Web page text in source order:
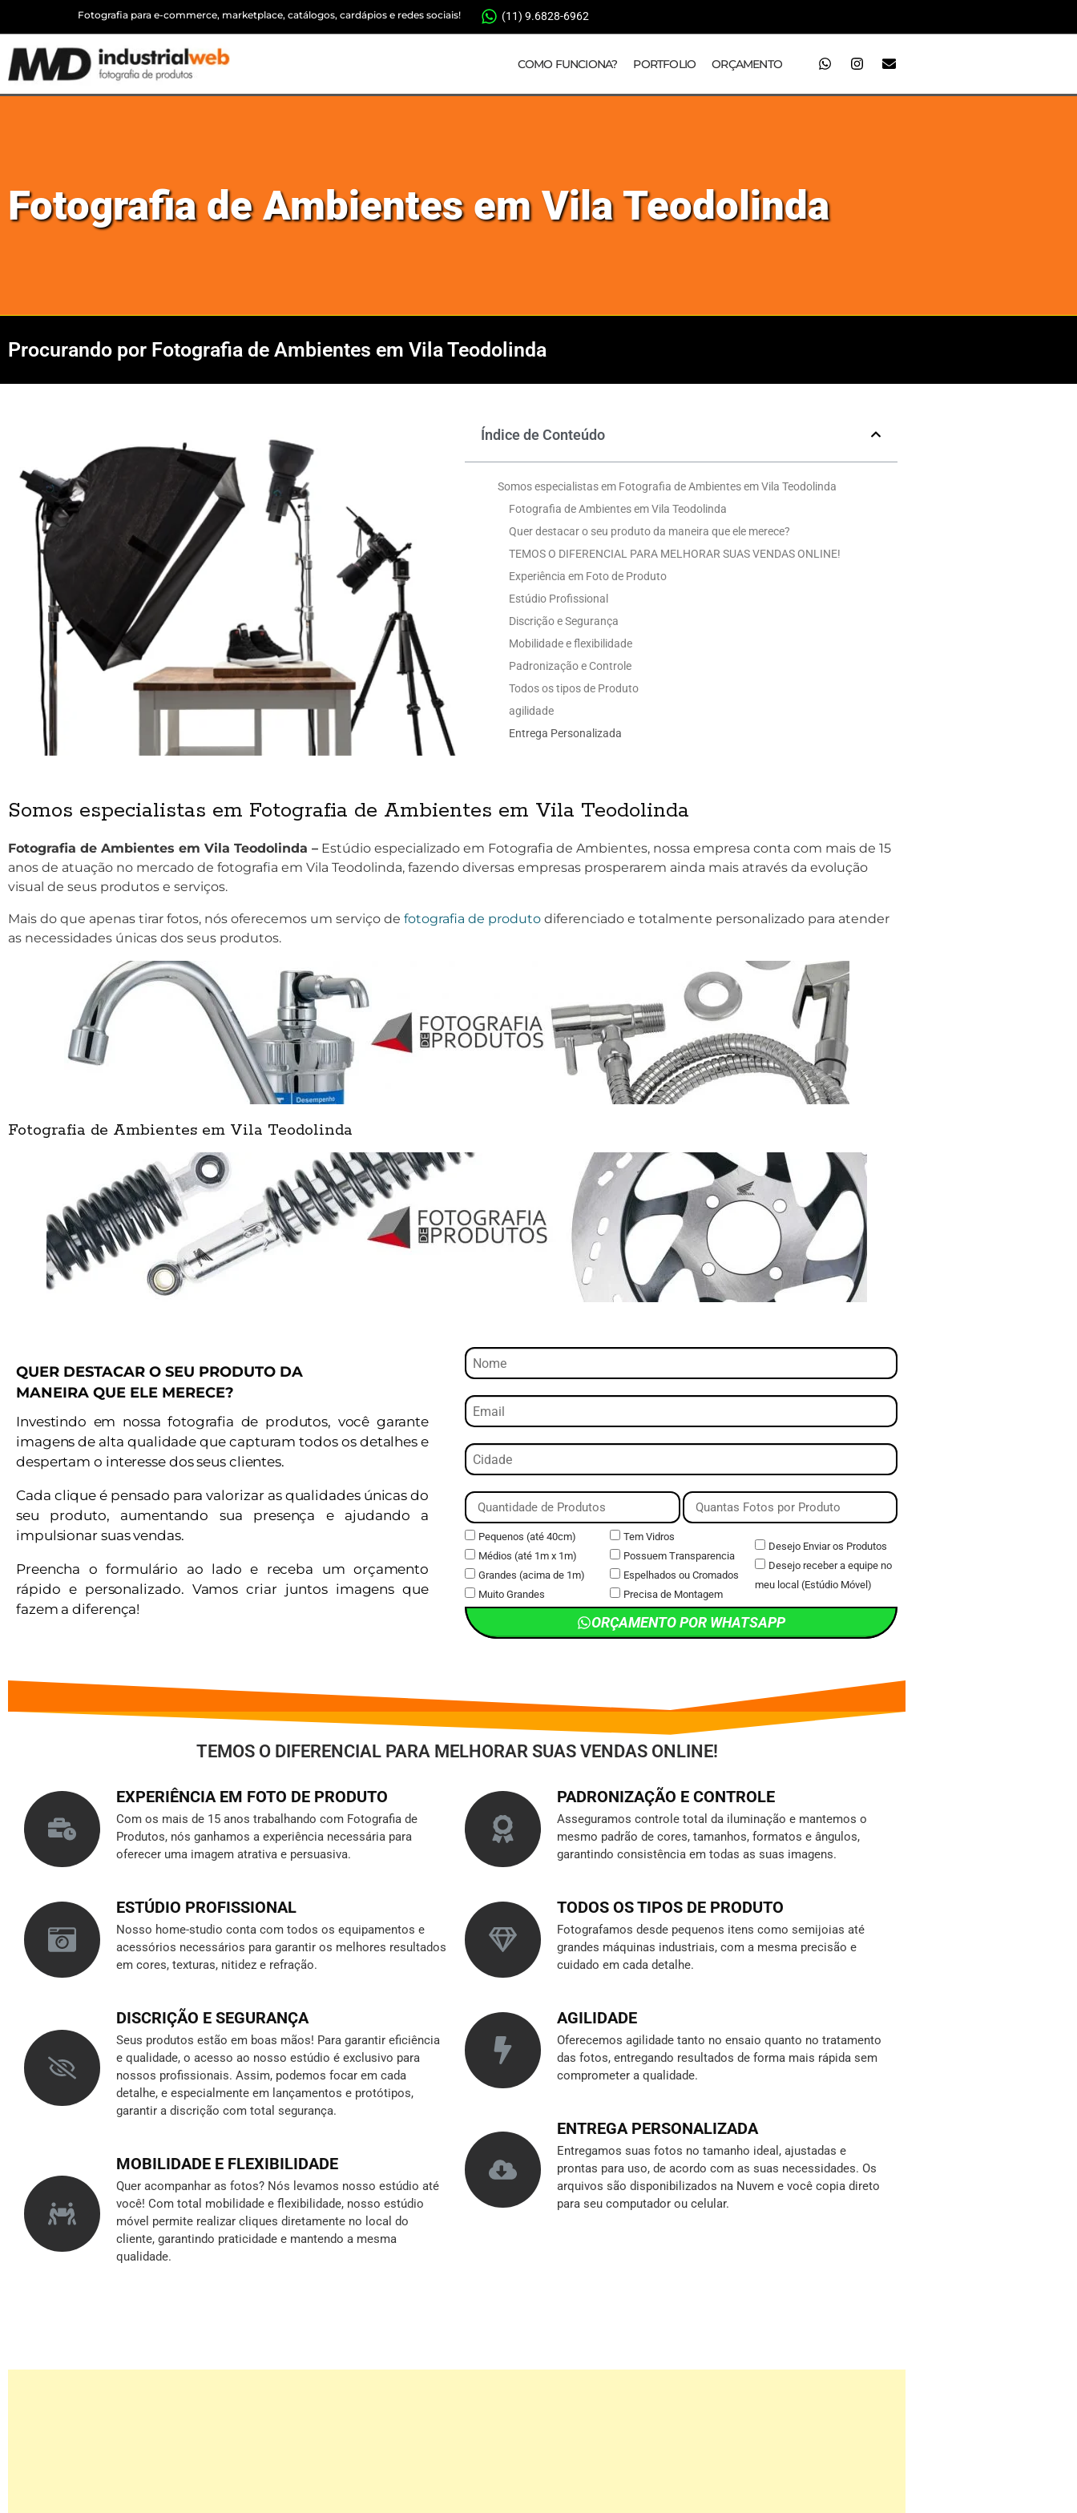
Fotografia para e-commerce, marketplace, catálogos, cardápios e redes sociais! (11) 9.6828-6962
COMO FUNCIONA? PORTFOLIO ORÇAMENTO
Fotografia de Ambientes em Vila Teodolinda
Procurando por Fotografia de Ambientes em Vila Teodolinda
Índice de Conteúdo
Somos especialistas em Fotografia de Ambientes em Vila Teodolinda
Fotografia de Ambientes em Vila Teodolinda
Quer destacar o seu produto da maneira que ele merece?
TEMOS O DIFERENCIAL PARA MELHORAR SUAS VENDAS ONLINE!
Experiência em Foto de Produto
Estúdio Profissional
Discrição e Segurança
Mobilidade e flexibilidade
Padronização e Controle
Todos os tipos de Produto
agilidade
Entrega Personalizada
Somos especialistas em Fotografia de Ambientes em Vila Teodolinda
Fotografia de Ambientes em Vila Teodolinda – Estúdio especializado em Fotografia de Ambientes, nossa empresa conta com mais de 15
anos de atuação no mercado de fotografia em Vila Teodolinda, fazendo diversas empresas prosperarem ainda mais através da evolução
visual de seus produtos e serviços.
Mais do que apenas tirar fotos, nós oferecemos um serviço de fotografia de produto diferenciado e totalmente personalizado para atender
as necessidades únicas dos seus produtos.
Fotografia de Ambientes em Vila Teodolinda
QUER DESTACAR O SEU PRODUTO DA
MANEIRA QUE ELE MERECE?
Investindo em nossa fotografia de produtos, você garante
imagens de alta qualidade que capturam todos os detalhes e
despertam o interesse dos seus clientes.
Cada clique é pensado para valorizar as qualidades únicas do
seu produto, aumentando sua presença e ajudando a
impulsionar suas vendas.
Preencha o formulário ao lado e receba um orçamento
rápido e personalizado. Vamos criar juntos imagens que
fazem a diferença!
Pequenos (até 40cm)
Médios (até 1m x 1m)
Grandes (acima de 1m)
Muito Grandes
Tem Vidros
Possuem Transparencia
Espelhados ou Cromados
Precisa de Montagem
Desejo Enviar os Produtos
Desejo receber a equipe no
meu local (Estúdio Móvel)
ORÇAMENTO POR WHATSAPP
TEMOS O DIFERENCIAL PARA MELHORAR SUAS VENDAS ONLINE!
EXPERIÊNCIA EM FOTO DE PRODUTO
Com os mais de 15 anos trabalhando com Fotografia de
Produtos, nós ganhamos a experiência necessária para
oferecer uma imagem atrativa e persuasiva.
ESTÚDIO PROFISSIONAL
Nosso home-studio conta com todos os equipamentos e
acessórios necessários para garantir os melhores resultados
em cores, texturas, nitidez e refração.
DISCRIÇÃO E SEGURANÇA
Seus produtos estão em boas mãos! Para garantir eficiência
e qualidade, o acesso ao nosso estúdio é exclusivo para
nossos profissionais. Assim, podemos focar em cada
detalhe, e especialmente em lançamentos e protótipos,
garantir a discrição com total segurança.
MOBILIDADE E FLEXIBILIDADE
Quer acompanhar as fotos? Nós levamos nosso estúdio até
você! Com total mobilidade e flexibilidade, nosso estúdio
móvel permite realizar cliques diretamente no local do
cliente, garantindo praticidade e mantendo a mesma
qualidade.
PADRONIZAÇÃO E CONTROLE
Asseguramos controle total da iluminação e mantemos o
mesmo padrão de cores, tamanhos, formatos e ângulos,
garantindo consistência em todas as suas imagens.
TODOS OS TIPOS DE PRODUTO
Fotografamos desde pequenos itens como semijoias até
grandes máquinas industriais, com a mesma precisão e
cuidado em cada detalhe.
AGILIDADE
Oferecemos agilidade tanto no ensaio quanto no tratamento
das fotos, entregando resultados de forma mais rápida sem
comprometer a qualidade.
ENTREGA PERSONALIZADA
Entregamos suas fotos no tamanho ideal, ajustadas e
prontas para uso, de acordo com as suas necessidades. Os
arquivos são disponibilizados na Nuvem e você copia direto
para seu computador ou celular.